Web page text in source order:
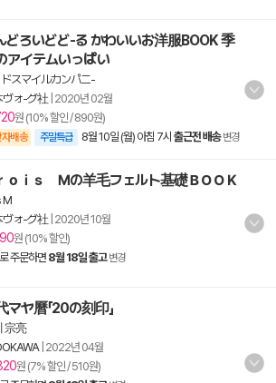
どろいどど-る かわいいお洋服BOOK 季
アイテムいっぱい
スマイルカンパニ-
ヴォ-グ社 2020년 02월
원 (10% 할인 / 890원)
자배송 주말특급 8월 10일 (월) 아침 7시 출근전 배송 변경
ｏｉｓ Ｍの羊毛フェルト基礎ＢＯＯＫ
M
ヴォ-グ社 2020년 10월
원 (10% 할인)
로 주문하면 8월 18일 출고 변경
マヤ曆「20の刻印」
宗亮
| 2022년 04월
원 (7% 할인 / 510원)